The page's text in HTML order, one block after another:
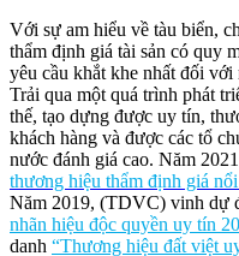
Với sự am hiểu về tàu biển,
thẩm định giá tài sản có quy
yêu cầu khắt khe nhất đối
Trải qua một quá trình phát
thế, tạo dựng được uy tín,
khách hàng và được các tổ
nước đánh giá cao. Năm
thương hiệu thẩm định giá
Năm 2019, (TDVC) vinh dự
nhãn hiệu độc quyền uy tín
danh “Thương hiệu đất việt